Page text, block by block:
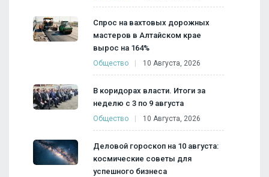
Спрос на вахтовых дорожных
мастеров в Алтайском крае
вырос на 164%
Общество 10 Августа, 2026
В коридорах власти. Итоги за
неделю с 3 по 9 августа
Общество 10 Августа, 2026
Деловой гороскоп на 10 августа:
космические советы для
успешного бизнеса